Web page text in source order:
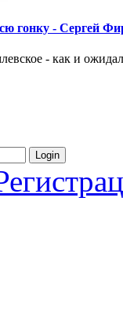
гонку - Сергей
- как и